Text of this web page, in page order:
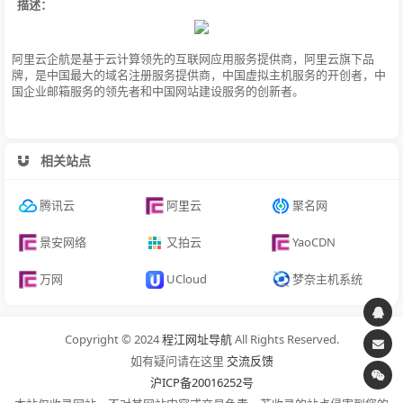
描述：
阿里云企航是基于云计算领先的互联网应用服务提供商，阿里云旗下品
牌，是中国最大的域名注册服务提供商，中国虚拟主机服务的开创者，中
国企业邮箱服务的领先者和中国网站建设服务的创新者。
相关站点
腾讯云 阿里云 聚名网
景安网络 又拍云 YaoCDN
万网 UCloud 梦奈主机系统
Copyright © 2024程江网址导航All Rights Reserved.
如有疑问请在这里 交流反馈
沪ICP备20016252号